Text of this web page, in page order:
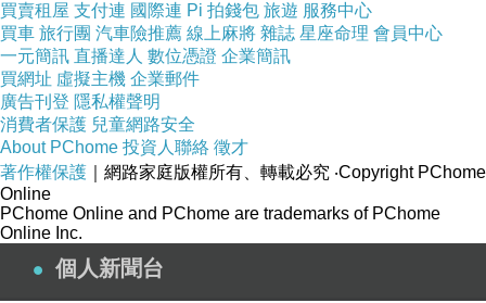
買賣租屋 支付連 國際連 Pi 拍錢包 旅遊 服務中心
買車 旅行團 汽車險推薦 線上麻將 雜誌 星座命理 會員中心
一元簡訊 直播達人 數位憑證 企業簡訊
買網址 虛擬主機 企業郵件
廣告刊登 隱私權聲明
消費者保護 兒童網路安全
About PChome 投資人聯絡 徵才
著作權保護 ｜網路家庭版權所有、轉載必究 ‧Copyright PChome
Online
PChome Online and PChome are trademarks of PChome
Online Inc.
個人新聞台